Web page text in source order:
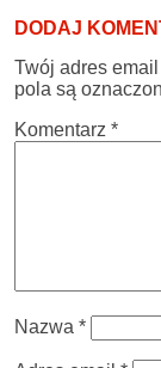
DODAJ
Twój adres
pola są
Komentarz *
Nazwa *